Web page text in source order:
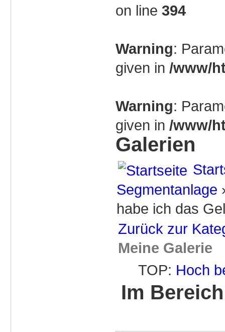
on line 394
Warning:
given in /www/
Warning:
given in /www/
Galerien
Segmentanlage
habe ich das
Zurück zur
Meine Galerie
TOP: Hoch
Im